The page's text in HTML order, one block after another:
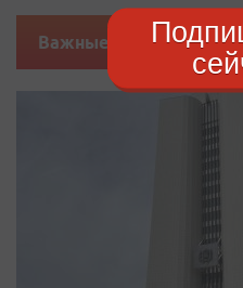
Важные новости